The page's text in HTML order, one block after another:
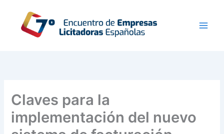
contenido
Claves para la
implementación del nuevo